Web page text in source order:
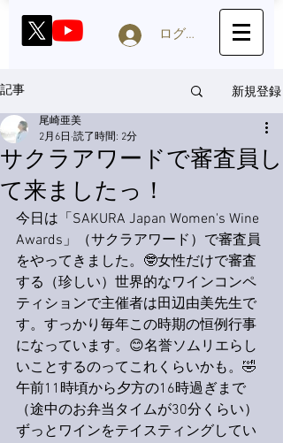
ログイン
記事 新規登録
サクラアワードで審査員し
て来ましたっ！
尾崎亜美
2月6日 読了時間: 2分
今日は「SAKURA Japan Women's Wine
Awards」（サクラアワード）で審査員
をやってきました。🤓女性だけで審査
する（珍しい）世界的なワインコンペ
ティションで主催者は田辺由美先生で
す。すっかり毎年この時期の恒例行事
になっています。😊名誉ソムリエらし
いことするのってこれくらいかも。🤣
午前11時頃から夕方の16時過ぎまで
（途中のお弁当タイムが30分くらい）
ずっとワインをテイスティングしてい